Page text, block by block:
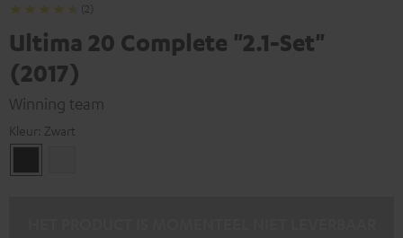
(2)
Ultima 20 Complete "2.1-Set"
(2017)
Winning team
Kleur: Zwart